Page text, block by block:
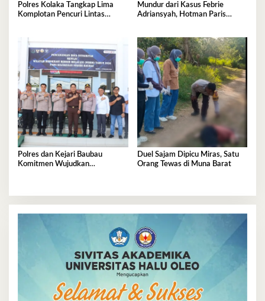
Polres Kolaka Tangkap Lima
Komplotan Pencuri Lintas
Mundur dari Kasus Febrie
Adriansyah, Hotman Paris
Polres dan Kejari Baubau
Komitmen Wujudkan
Duel Sajam Dipicu Miras, Satu
Orang Tewas di Muna Barat